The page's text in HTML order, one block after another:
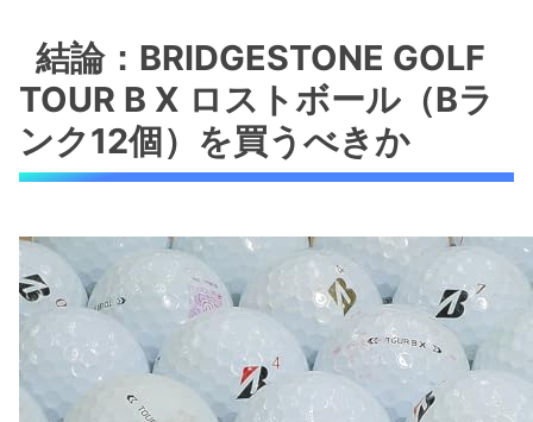
ボール（Bランク12個）を買うべきか
結論（先に断定）
メリット
デメリット（重要）
製品概要（What）
性能のポイント（Why）
誰に向いているか／コース別・スキル別のおす
すめ度
コース別のおすすめ度
結論：BRIDGESTONE GOLF
TOUR B X ロストボール（Bラ
ンク12個）を買うべきか